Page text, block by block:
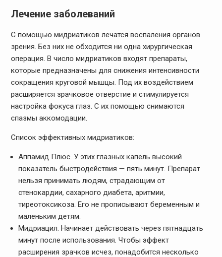
Лечение заболеваний
С помощью мидриатиков лечатся воспаления органов
зрения. Без них не обходится ни одна хирургическая
операция. В число мидриатиков входят препараты,
которые предназначены для снижения интенсивности
сокращения круговой мышцы. Под их воздействием
расширяется зрачковое отверстие и стимулируется
настройка фокуса глаз. С их помощью снимаются
спазмы аккомодации.
Список эффективных мидриатиков:
Аппамид Плюс. У этих глазных капель высокий
показатель быстродействия — пять минут. Препарат
нельзя принимать людям, страдающим от
стенокардии, сахарного диабета, аритмии,
тиреотоксикоза. Его не прописывают беременным и
маленьким детям.
Мидриацил. Начинает действовать через пятнадцать
минут после использования. Чтобы эффект
расширения зрачков исчез, понадобится несколько